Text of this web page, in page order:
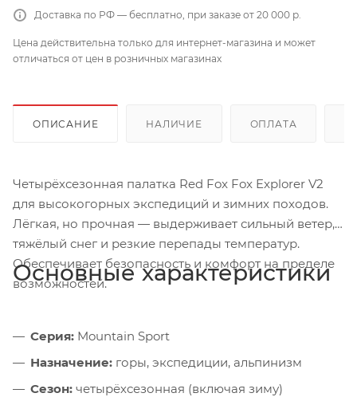
Доставка по РФ — бесплатно, при заказе от 20 000 р.
Цена действительна только для интернет-магазина и может
отличаться от цен в розничных магазинах
ОПИСАНИЕ НАЛИЧИЕ ОПЛАТА
Четырёхсезонная палатка Red Fox Fox Explorer V2
для высокогорных экспедиций и зимних походов.
Лёгкая, но прочная — выдерживает сильный ветер,
тяжёлый снег и резкие перепады температур.
Обеспечивает безопасность и комфорт на пределе
возможностей.
Основные характеристики
Серия: Mountain Sport
Назначение: горы, экспедиции, альпинизм
Сезон: четырёхсезонная (включая зиму)